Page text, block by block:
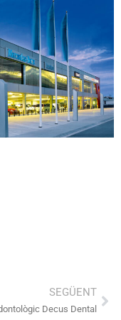
SEGÜENT
Decus Dental